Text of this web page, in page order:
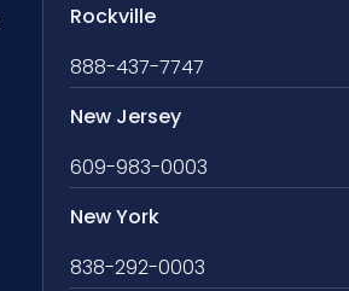
Rockville
888-437-7747
New Jersey
609-983-0003
New York
838-292-0003